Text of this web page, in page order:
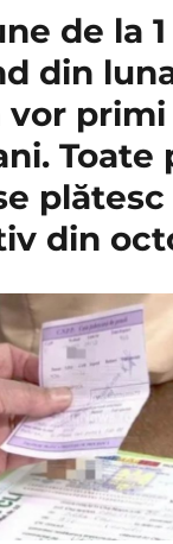
de la
din
vor
Toate
plătesc
din